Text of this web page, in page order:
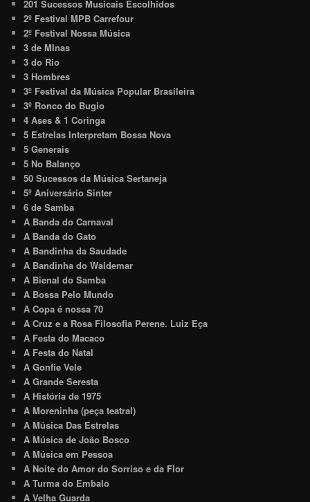
201 Sucessos Musicais Escolhidos
2º Festival MPB Carrefour
2º Festival Nossa Música
3 de MInas
3 do Rio
3 Hombres
3º Festival da Música Popular Brasileira
3º Ronco do Bugio
4 Ases & 1 Coringa
5 Estrelas Interpretam Bossa Nova
5 Generais
5 No Balanço
50 Sucessos da Música Sertaneja
5º Aniversário Sinter
6 de Samba
A Banda do Carnaval
A Banda do Gato
A Bandinha da Saudade
A Bandinha do Waldemar
A Bienal do Samba
A Bossa Pelo Mundo
A Copa é nossa 70
A Cruz e a Rosa Filosofia Perene. Luiz Eça
A Festa do Macaco
A Festa do Natal
A Gonfie Vele
A Grande Seresta
A História de 1975
A Moreninha (peça teatral)
A Música Das Estrelas
A Música de João Bosco
A Música em Pessoa
A Noite do Amor do Sorriso e da Flor
A Turma do Embalo
A Velha Guarda